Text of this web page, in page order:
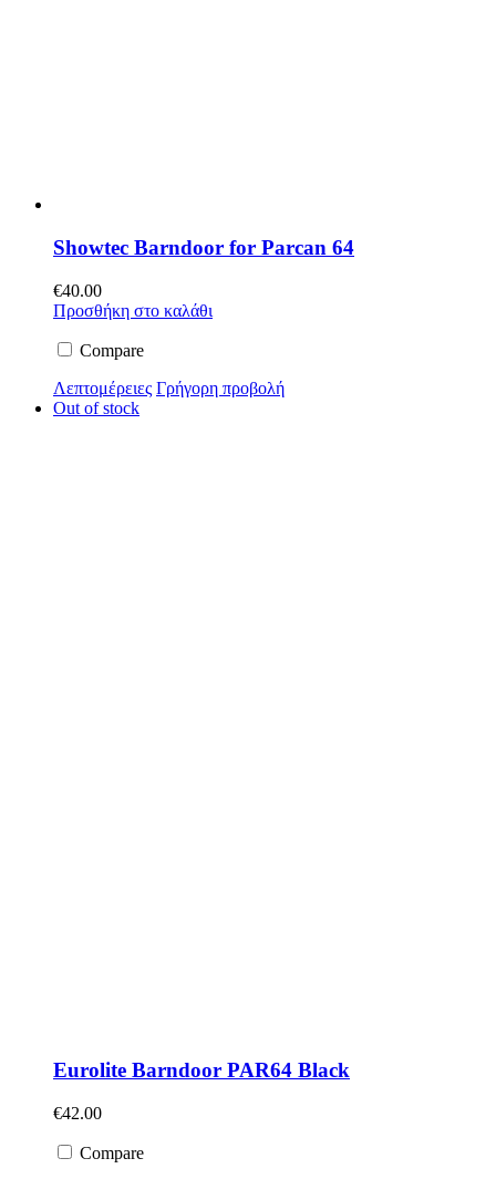
Showtec Barndoor for Parcan 64
€40.00
Προσθήκη στο καλάθι
Compare
Λεπτομέρειες Γρήγορη προβολή
Out of stock
Eurolite Barndoor PAR64 Black
€42.00
Compare